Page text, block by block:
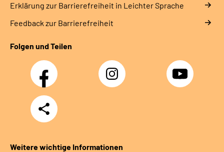
Erklärung zur Barrierefreiheit in Leichter Sprache
Feedback zur Barrierefreiheit
Folgen und Teilen
Facebook Instagram YouTube
Teilen
Weitere wichtige Informationen